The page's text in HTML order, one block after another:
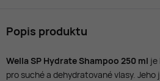
Popis produktu
Wella SP Hydrate Shampoo 250 ml je
pro suché a dehydratované vlasy. Jeho